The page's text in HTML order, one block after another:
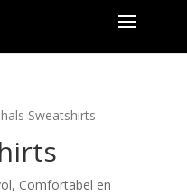
Sweatshirts
Comfortabel en